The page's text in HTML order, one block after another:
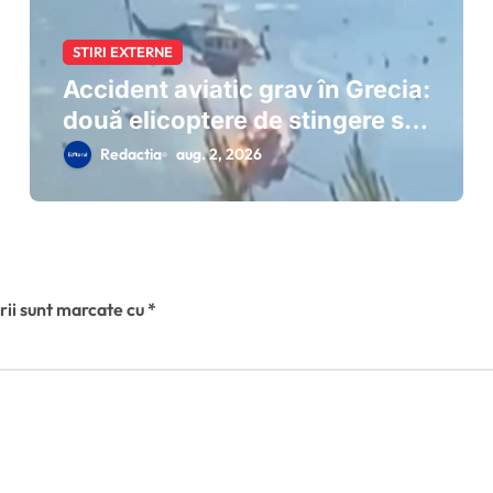
STIRI EXTERNE
Accident aviatic grav în Grecia:
două elicoptere de stingere s-
au ciocnit lângă Atena
Redactia aug. 2, 2026
sunt marcate cu*